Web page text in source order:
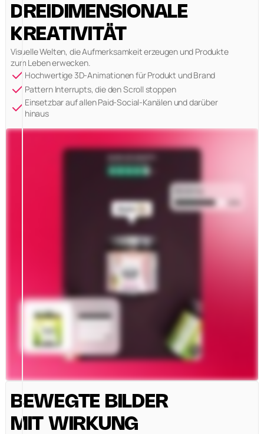
DREIDIMENSIONALE
KREATIVITÄT
Visuelle Welten, die Aufmerksamkeit erzeugen und Produkte
zum Leben erwecken.
Hochwertige 3D-Animationen für Produkt und Brand
Pattern Interrupts, die den Scroll stoppen
Einsetzbar auf allen Paid-Social-Kanälen und darüber
hinaus
BEWEGTE BILDER
MIT WIRKUNG